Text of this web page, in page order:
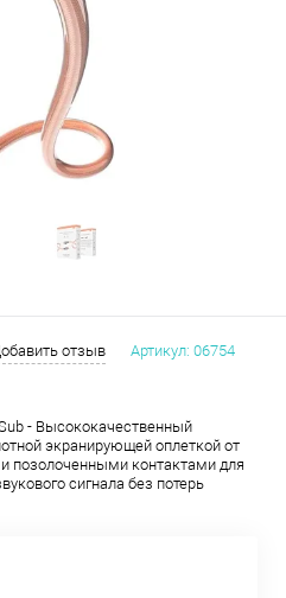
отзыв Артикул: 06754
- Высококачественный
экранирующей оплеткой от
позолоченными контактами для
сигнала без потерь